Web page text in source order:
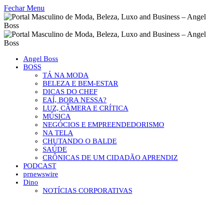
Fechar Menu
Angel Boss
BOSS
TÁ NA MODA
BELEZA E BEM-ESTAR
DICAS DO CHEF
EAÍ, BORA NESSA?
LUZ, CÂMERA E CRÍTICA
MÚSICA
NEGÓCIOS E EMPREENDEDORISMO
NA TELA
CHUTANDO O BALDE
SAÚDE
CRÔNICAS DE UM CIDADÃO APRENDIZ
PODCAST
prnewswire
Dino
NOTÍCIAS CORPORATIVAS